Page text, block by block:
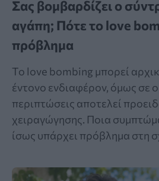
Σας βομβαρδίζει ο
αγάπη; Πότε το love
πρόβλημα
Το love bombing μπορεί
έντονο ενδιαφέρον, όμως σε
περιπτώσεις αποτελεί
χειραγώγησης. Ποια
ίσως υπάρχει πρόβλημα στη